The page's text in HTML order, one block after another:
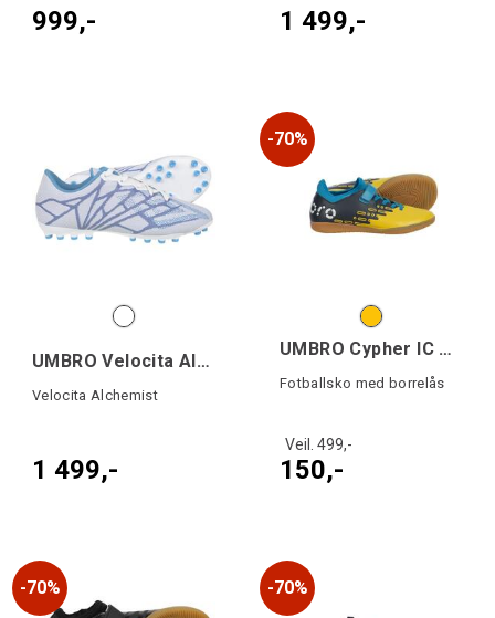
999,- 1 499,-
UMBRO Velocita Alche Prem AG
Velocita Alchemist
1 499,-
70%
UMBRO Cypher IC VE Jr
Fotballsko med borrelås
Veil. 499,-
150,-
70% 70%